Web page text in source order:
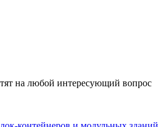
на любой интересующий вопрос